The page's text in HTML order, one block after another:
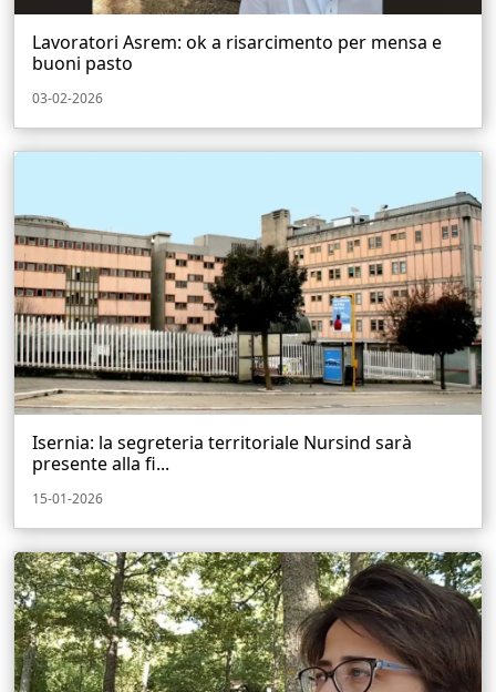
Lavoratori Asrem: ok a risarcimento per mensa e
buoni pasto
03-02-2026
Isernia: la segreteria territoriale Nursind sarà
presente alla fi...
15-01-2026